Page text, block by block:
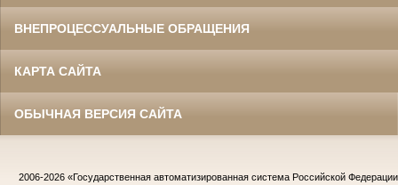
ВНЕПРОЦЕССУАЛЬНЫЕ ОБРАЩЕНИЯ
КАРТА САЙТА
ОБЫЧНАЯ ВЕРСИЯ САЙТА
2006-2026 «Государственная автоматизированная система Российской